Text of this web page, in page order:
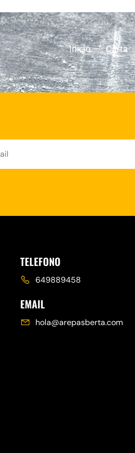
Inicio Carta
TELEFONO
649889458
EMAIL
hola@arepasberta.com